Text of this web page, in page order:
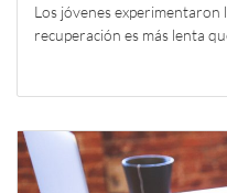
Los jóvenes experimentaron
recuperación es más lenta